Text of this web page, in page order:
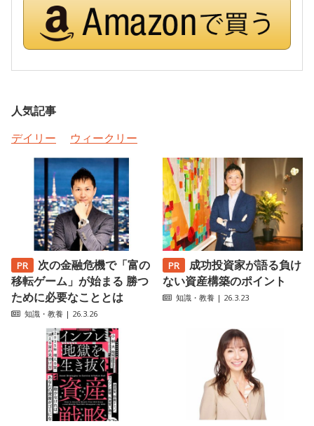
人気記事
デイリー
ウィークリー
次の金融危機で「富の
移転ゲーム」が始まる 勝つ
ために必要なこととは
知識・教養 | 26.3.26
成功投資家が語る負け
ない資産構築のポイント
知識・教養 | 26.3.23